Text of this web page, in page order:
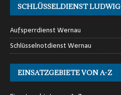
SCHLÜSSELDIENST LUDWIG
Aufsperrdienst Wernau
Schlüsselnotdienst Wernau
EINSATZGEBIETE VON A-Z